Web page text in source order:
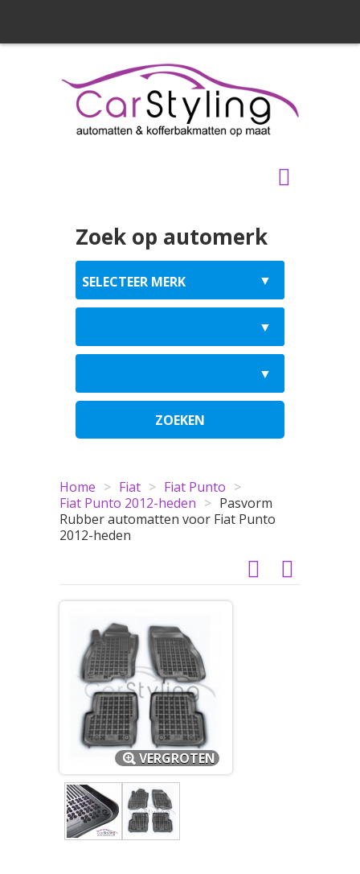
Zoek op automerk
ZOEKEN
Home > Fiat > Fiat Punto >
Fiat Punto 2012-heden > Pasvorm
Rubber automatten voor Fiat Punto
2012-heden
VERGROTEN